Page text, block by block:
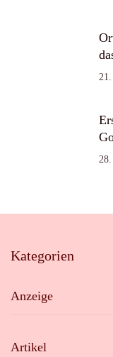
21.
28.
Kategorien
Anzeige
Artikel